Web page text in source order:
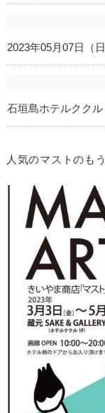
2023年05月07日（
石垣島ホテルククル
人気のマストのも